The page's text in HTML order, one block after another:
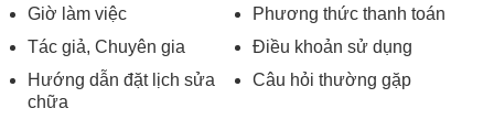
Giờ làm việc
Tác giả, Chuyên gia
Hướng dẫn đặt lịch sửa
chữa
Phương thức thanh toán
Điều khoản sử dụng
Câu hỏi thường gặp